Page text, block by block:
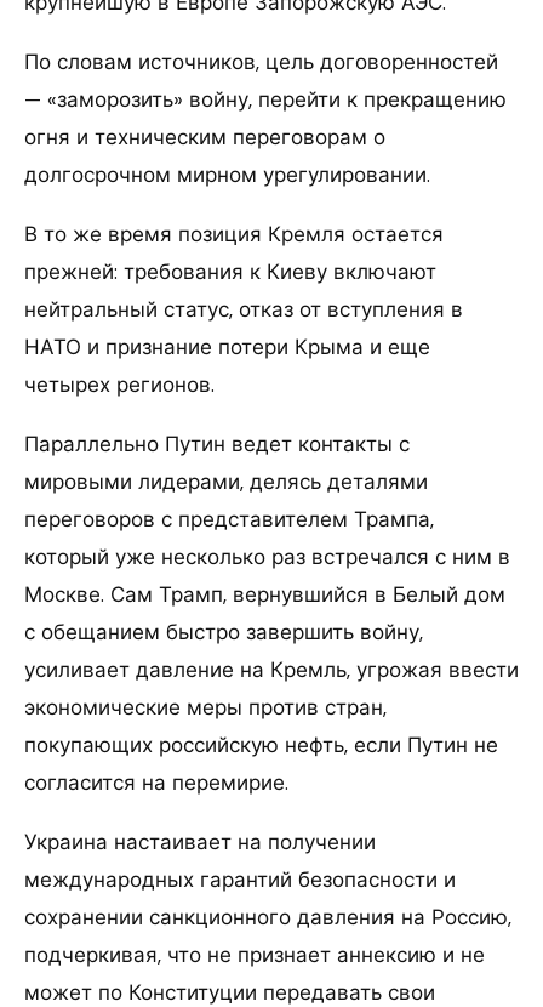
По словам источников, цель договоренностей
— «заморозить» войну, перейти к прекращению
огня и техническим переговорам о
долгосрочном мирном урегулировании.
В то же время позиция Кремля остается
прежней: требования к Киеву включают
нейтральный статус, отказ от вступления в
НАТО и признание потери Крыма и еще
четырех регионов.
Параллельно Путин ведет контакты с
мировыми лидерами, делясь деталями
переговоров с представителем Трампа,
который уже несколько раз встречался с ним в
Москве. Сам Трамп, вернувшийся в Белый дом
с обещанием быстро завершить войну,
усиливает давление на Кремль, угрожая ввести
экономические меры против стран,
покупающих российскую нефть, если Путин не
согласится на перемирие.
Украина настаивает на получении
международных гарантий безопасности и
сохранении санкционного давления на Россию,
подчеркивая, что не признает аннексию и не
может по Конституции передавать свои